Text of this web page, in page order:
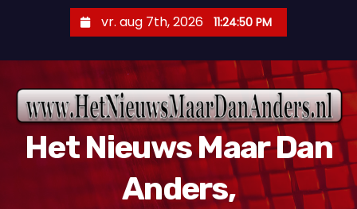
vr. aug 7th, 2026 11:24:51 PM
Het Nieuws Maar Dan
Anders,